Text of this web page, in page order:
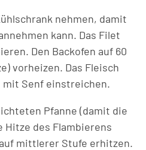
nehmen, damit
kann. Das Filet
Den Backofen auf 60
vorheizen. Das Fleisch
mit Senf einstreichen.
Pfanne (damit die
Hitze des Flambierens
mittlerer Stufe erhitzen.